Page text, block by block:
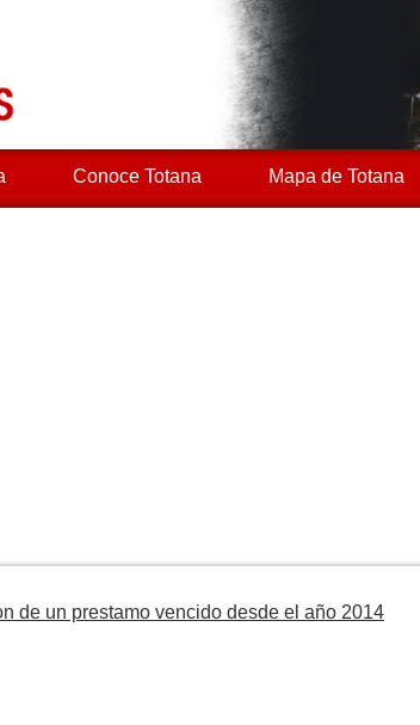
Conoce Totana Mapa de Totana
de un prestamo vencido desde el año 2014